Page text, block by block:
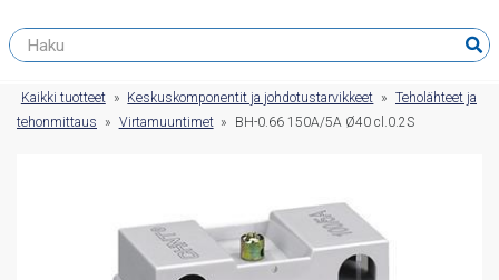
Kaikki tuotteet » Keskuskomponentit ja johdotustarvikkeet » Teholähteet ja
tehonmittaus
» Virtamuuntimet » BH-0.66 150A/5A Ø40 cl.0.2S